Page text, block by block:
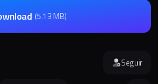
(5.13 MB)
Seguir